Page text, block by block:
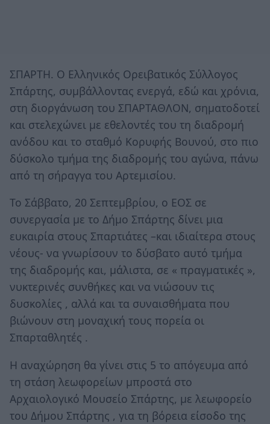
ΣΠΑΡΤΗ. Ο Ελληνικός Ορειβατικός Σύλλογος
Σπάρτης, συμβάλλοντας ενεργά, εδώ και χρόνια,
στη διοργάνωση του ΣΠΑΡΤΑΘΛΟΝ, σηματοδοτεί
και στελεχώνει με εθελοντές του τη διαδρομή
ανόδου και το σταθμό Κορυφής Βουνού, στο πιο
δύσκολο τμήμα της διαδρομής του αγώνα, πάνω
από τη σήραγγα του Αρτεμισίου.
Το Σάββατο, 20 Σεπτεμβρίου, ο ΕΟΣ σε
συνεργασία με το Δήμο Σπάρτης δίνει μια
ευκαιρία στους Σπαρτιάτες –και ιδιαίτερα στους
νέους- να γνωρίσουν το δύσβατο αυτό τμήμα
της διαδρομής και, μάλιστα, σε « πραγματικές »,
νυκτερινές συνθήκες και να νιώσουν τις
δυσκολίες , αλλά και τα συναισθήματα που
βιώνουν στη μοναχική τους πορεία οι
Σπαρταθλητές .
Η αναχώρηση θα γίνει στις 5 το απόγευμα από
τη στάση λεωφορείων μπροστά στο
Αρχαιολογικό Μουσείο Σπάρτης, με λεωφορείο
του Δήμου Σπάρτης , για τη βόρεια είσοδο της